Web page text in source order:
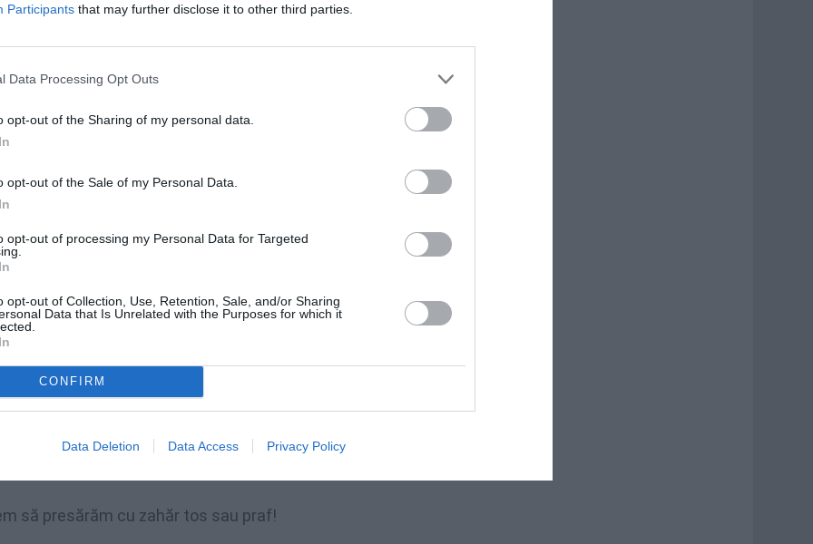
Participants that may further disclose it to other third parties.
Data Processing Opt Outs
opt-out of the Sharing of my personal data.
opt-out of the Sale of my Personal Data.
opt-out of processing my Personal Data for Targeted
opt-out of Collection, Use, Retention, Sale, and/or Sharing
Data that Is Unrelated with the Purposes for which it
CONFIRM
Data Deletion Data Access Privacy Policy
adăugăm zahărul, punem totul într-o
sau pesmetul.
ingredientelor, stingem cu oţetul
un aluat ca o minge.
o bucată de aluat facem o foaie, o
de la furculiţa şi punem merele
foaie şi o punem peste mere, o găurim
180 C până vedem că foaia de deasupra
să presărăm cu zahăr tos sau praf!